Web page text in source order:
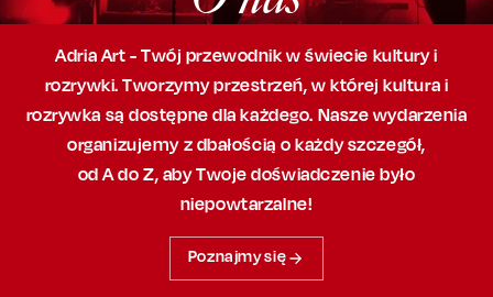
Adria Art - Twój przewodnik w świecie kultury i
rozrywki. Tworzymy przestrzeń,w której kultura i
rozrywka są dostępne dla każdego. Nasze wydarzenia
organizujemy z dbałością o każdy szczegół,
od A do Z, abyTwoje doświadczenie było
niepowtarzalne!
Poznajmy się